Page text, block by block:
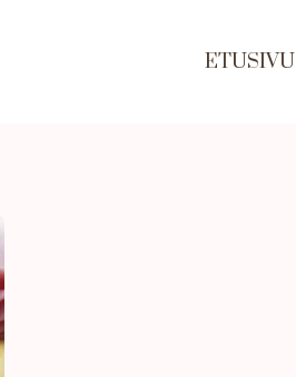
ETUSIVU